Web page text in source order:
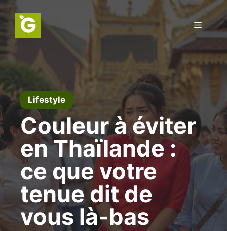
Aller
au
contenu
Menu
Lifestyle
Couleur à éviter
en Thaïlande :
ce que votre
tenue dit de
vous là-bas